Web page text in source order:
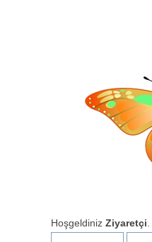
HoşgeldinizZiyaretçi